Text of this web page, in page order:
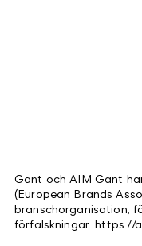
Gant och AIM Gant
(European Brands
branschorganisation,
förfalskningar. https://